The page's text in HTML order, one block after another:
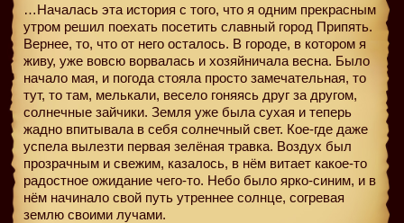
…Началась эта история с того, что я одним прекрасным
утром решил поехать посетить славный город Припять.
Вернее, то, что от него осталось. В городе, в котором я
живу, уже вовсю ворвалась и хозяйничала весна. Было
начало мая, и погода стояла просто замечательная, то
тут, то там, мелькали, весело гоняясь друг за другом,
солнечные зайчики. Земля уже была сухая и теперь
жадно впитывала в себя солнечный свет. Кое-где даже
успела вылезти первая зелёная травка. Воздух был
прозрачным и свежим, казалось, в нём витает какое-то
радостное ожидание чего-то. Небо было ярко-синим, и в
нём начинало свой путь утреннее солнце, согревая
землю своими лучами.